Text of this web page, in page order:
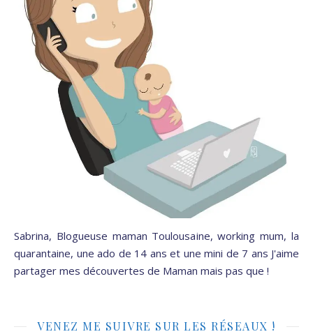
Sabrina, Blogueuse maman Toulousaine, working mum, la
quarantaine, une ado de 14 ans et une mini de 7 ans J'aime
partager mes découvertes de Maman mais pas que !
VENEZ ME SUIVRE SUR LES RÉSEAUX !